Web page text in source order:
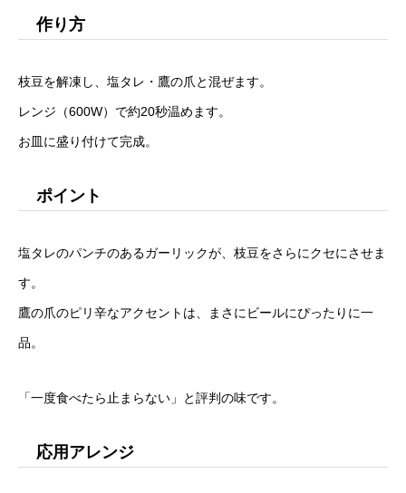
作り方
枝豆を解凍し、塩タレ・鷹の爪と混ぜます。
レンジ（600W）で約20秒温めます。
お皿に盛り付けて完成。
ポイント
塩タレのパンチのあるガーリックが、枝豆をさらにクセにさせま
す。
鷹の爪のピリ辛なアクセントは、まさにビールにぴったりに一
品。
「一度食べたら止まらない」と評判の味です。
応用アレンジ